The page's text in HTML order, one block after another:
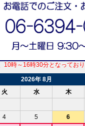
時～16時30分となっており
2026年 8月
火 水 木
4 5 6